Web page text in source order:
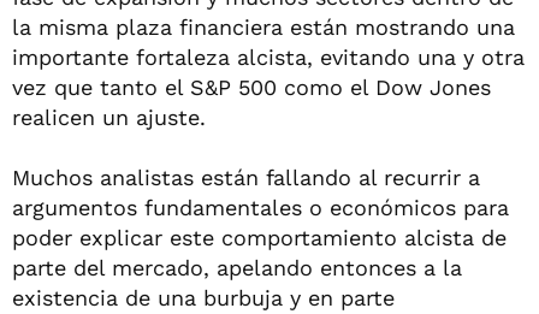
la misma plaza financiera están mostrando una
importante fortaleza alcista, evitando una y otra
vez que tanto el S&P 500 como el Dow Jones
realicen un ajuste.
Muchos analistas están fallando al recurrir a
argumentos fundamentales o económicos para
poder explicar este comportamiento alcista de
parte del mercado, apelando entonces a la
existencia de una burbuja y en parte